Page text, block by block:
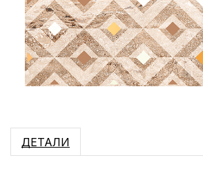
ДЕТАЛИ